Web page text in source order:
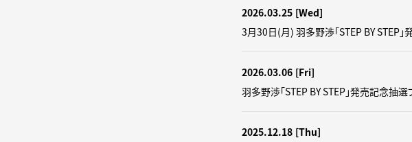
2026.03.25 [Wed]
3月30日(月) 羽多野渉「STEP BY STEP」
2026.03.06 [Fri]
羽多野渉「STEP BY STEP」発売記念抽
2025.12.18 [Thu]